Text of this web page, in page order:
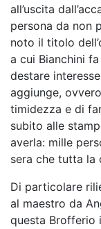
all’uscita
persona da non
noto il titolo
a cui Bianchini
destare
aggiunge,
timidezza e di
subito alle
averla: mille
sera che tutta la
Di particolare
al maestro da
questa Brofferio